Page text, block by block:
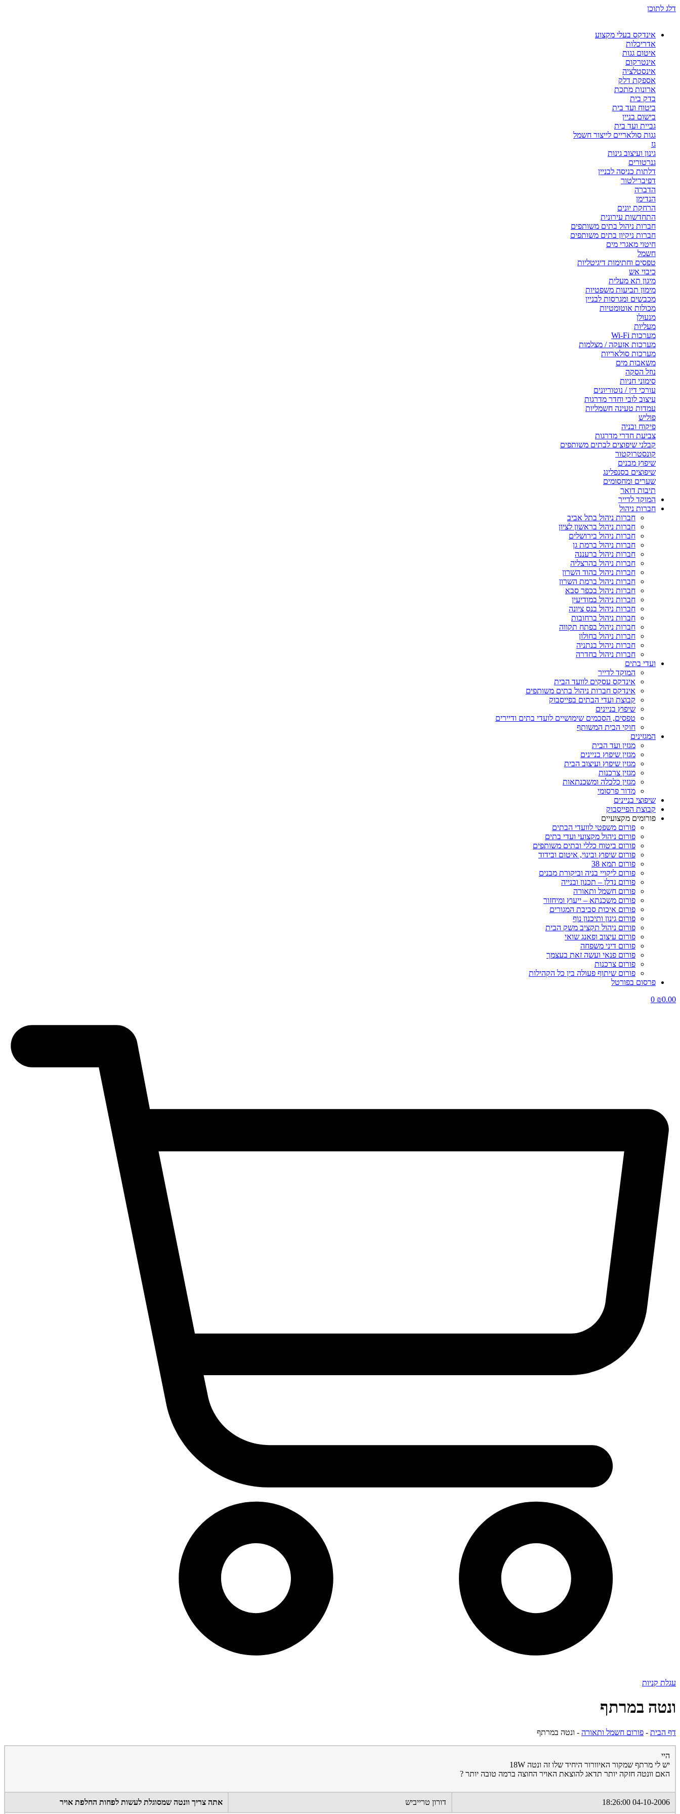
דלג לתוכן
אינדקס בעלי מקצוע
אדריכלות
איטום גגות
אינטרקום
אינסטלציה
אספקת דלק
ארונות מתכת
בדק בית
ביטוח ועד בית
בישום בניין
גביית ועד בית
גגות סולאריים לייצור חשמל
גז
גינון ועיצוב גינות
גנרטורים
דלתות כניסה לבניין
דפיברילטור
הדברה
הנדימן
הרחקת יונים
התחדשות עירונית
חברות ניהול בתים משותפים
חברות ניקיון בתים משותפים
חיטוי מאגרי מים
חשמל
טפסים וחתימות דיגיטליות
כיבוי אש
מיגון תא מעלית
מימון תביעות משפטיות
מכבשים ומגרסות לבניין
מכולות אוטומטיות
מנעולן
מעליות
מערכות Wi-Fi
מערכות אזעקה / מצלמות
מערכות סולאריות
משאבות מים
נוזל הסקה
סימוני חניות
עורכי דין / נוטוריונים
עיצוב לובי וחדר מדרגות
עמדות טעינה חשמליות
פוליש
פיקוח ובניה
צביעת חדרי מדרגות
קבלני שיפוצים לבתים משותפים
קונסטרוקטור
שיפוץ מבנים
שיפוצים בסנפלינג
שערים ומחסומים
תיבות דואר
המוקד לדייר
חברות ניהול
חברות ניהול בתל אביב
חברות ניהול בראשון לציון
חברות ניהול בירושלים
חברות ניהול ברמת גן
חברות ניהול ברעננה
חברות ניהול בהרצליה
חברות ניהול בהוד השרון
חברות ניהול ברמת השרון
חברות ניהול בכפר סבא
חברות ניהול במודיעין
חברות ניהול בנס ציונה
חברות ניהול ברחובות
חברות ניהול בפתח תקווה
חברות ניהול בחולון
חברות ניהול בנתניה
חברות ניהול בחדרה
ועדי בתים
המוקד לדייר
אינדקס עסקים לוועד הבית
אינדקס חברות ניהול בתים משותפים
קבוצת ועדי הבתים בפייסבוק
שיפוץ בניינים
טפסים, הסכמים שימושיים לועדי בתים ודיירים
חוקי הבית המשותף
המגזינים
מגזין ועד הבית
מגזין שיפוץ בניינים
מגזין שיפוץ ועיצוב הבית
מגזין צרכנות
מגזין כלכלה ומשכנתאות
מדור פרסומי
שיפוצי בניינים
קבוצת הפייסבוק
פורומים מקצועיים
פורום משפטי לוועדי הבתים
פורום ניהול מקצועי ועדי בתים
פורום ביטוח כללי ובתים משותפים
פורום שיפוץ ובינוי, איטום ובידוד
פורום תמא 38
פורום ליקויי בניה וביקורת מבנים
פורום נדלן – תכנון ובנייה
פורום חשמל ותאורה
פורום משכנתא – ייעוץ ומיחזור
פורום איכות סביבת המגורים
פורום גינון ותיכנון נוף
פורום ניהול תקציב משק הבית
פורום עיצוב ופאנג שואי
פורום דיני משפחה
פורום פנאי ועשה זאת בעצמך
פורום צרכנות
פורום שיתוף פעולה בין כל הקהילות
פרסום בפורטל
₪0.00
0
עגלת קניות
ונטה במרתף
דף הבית - פורום חשמל ותאורה - ונטה במרתף
היי
יש לי מרתף שמקור האיוורור היחיד שלו זה ונטה 18W
האם וונטה חזקה יותר תדאג להוצאת האויר החוצה ברמה טובה יותר ?
04-10-2006 18:26:00 דורון טרייביש אתה צריך וונטה שמסוגלת לעשות לפחות החלפת אויר